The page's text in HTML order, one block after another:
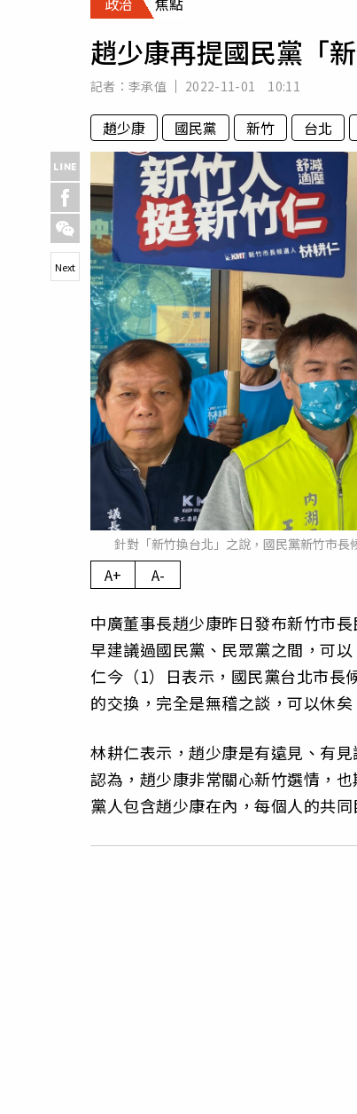
專欄
房產新勢力
趙少康再提國民黨「
記者： 李承值 2022-11-01 10:11
趙少康 國民黨 新竹 台北
針對「新竹換台北」之說，國民黨新竹市長
Next
A+ A-
中廣董事長趙少康昨日發布新竹市
早建議過國民黨、民眾黨之間，可
仁今（1）日表示，國民黨台北市長
的交換，完全是無稽之談，可以休矣
林耕仁表示，趙少康是有遠見、有
認為，趙少康非常關心新竹選情，
黨人包含趙少康在內，每個人的共同